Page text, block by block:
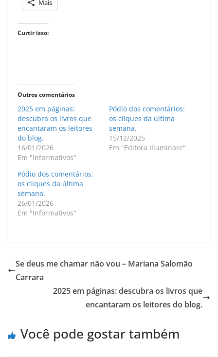
Mais
Curtir isso:
Outros comentários
2025 em páginas:
descubra os livros que
encantaram os leitores
do blog.
16/01/2026
Em "Informativos"
Pódio dos comentários:
os cliques da última
semana.
15/12/2025
Em "Editora Illuminare"
Pódio dos comentários:
os cliques da última
semana.
26/01/2026
Em "Informativos"
Se deus me chamar não vou – Mariana Salomão
Carrara
2025 em páginas: descubra os livros que
encantaram os leitores do blog.
Você pode gostar também